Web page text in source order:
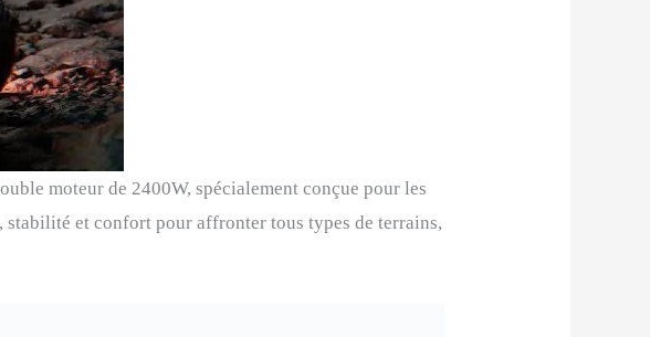
moteur de 2400W, spécialement conçue pour les
stabilité et confort pour affronter tous types de terrains,